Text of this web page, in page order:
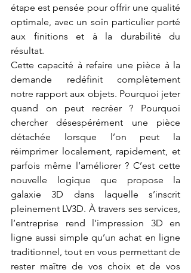
étape est pensée pour offrir une qualité
optimale, avec un soin particulier porté
aux finitions et à la durabilité du
résultat.
Cette capacité à refaire une pièce à la
demande redéfinit complètement
notre rapport aux objets. Pourquoi jeter
quand on peut recréer ? Pourquoi
chercher désespérément une pièce
détachée lorsque l’on peut la
réimprimer localement, rapidement, et
parfois même l’améliorer ? C’est cette
nouvelle logique que propose la
galaxie 3D dans laquelle s’inscrit
pleinement LV3D. À travers ses services,
l’entreprise rend l’impression 3D en
ligne aussi simple qu’un achat en ligne
traditionnel, tout en vous permettant de
rester maître de vos choix et de vos